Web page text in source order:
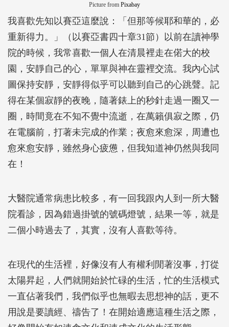
Picture from Pixabay
我喜歡先知以賽亞這麼說：「但那等候耶和華的，必
重新得力。」（以賽亞書四十章31節）以前在讀神學
院的時候，我常喜歡一個人在清晨裡走在偌大的校
園，安靜自己的心，單單與神在靈裡交流。我內心試
圖保持安靜，安靜得似乎可以聽到自己的心跳聲。記
得在某個寂靜的夜晚，隨著錶上的秒針走過一圈又一
圈，時間竟在不知不覺中流逝，在萬籟俱寂之際，仍
在電腦前，打著未完成的作業；夜愈來愈深，周遭也
愈來愈安靜，雖然身心疲憊，但我知道神仍然與我同
在！
大醫院通常病患比較多，有一回我跟內人到一所大醫
院看診，因為錯過掛號的號碼燈號，結果一等，就是
二個小時過去了，其實，沒有人喜歡等待。
在現代的生活裡，好像沒有人有權利閒著沒事，打從
太陽昇起，人們就開始於忙碌的生活，忙的生活模式
一直佔著我們，我們似乎也無暇去思想神的話，更不
用說是要讀經、禱告了！在開始適應這種生活之際，